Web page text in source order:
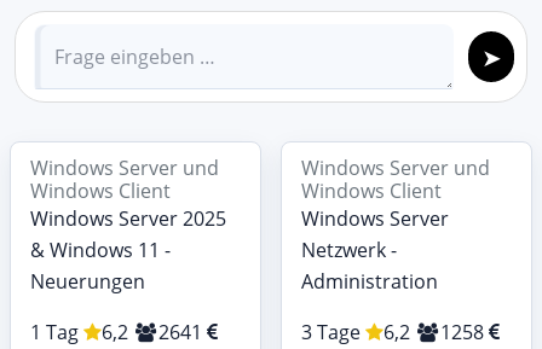
Windows Server und
Windows Client
Windows Server 2025
& Windows 11 -
Neuerungen
1 Tag
6,2
2641
Windows Server und
Windows Client
Windows Server
Netzwerk -
Administration
3 Tage
6,2
1258